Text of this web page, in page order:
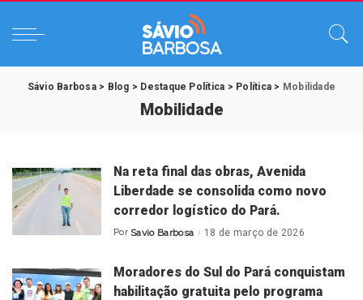
Sávio Barbosa> Blog > Destaque Política > Política > Mobilidade
Mobilidade
Na reta final das obras, Avenida
Liberdade se consolida como novo
corredor logístico do Pará.
Posted
Por Savio Barbosa 18 de março de 2026
Moradores do Sul do Pará conquistam
habilitação gratuita pelo programa